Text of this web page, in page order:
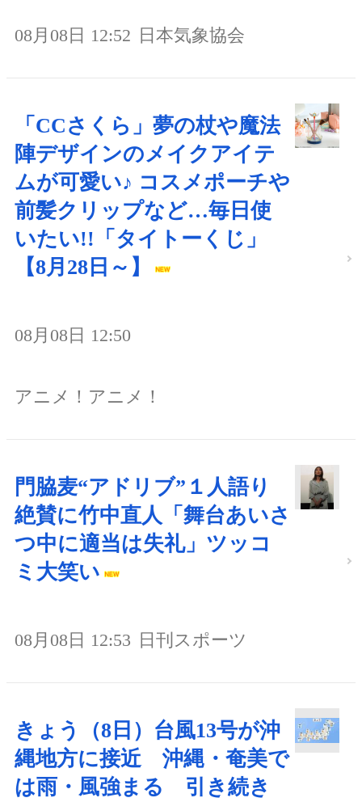
08月08日 12:52 日本気象協会
「CCさくら」夢の杖や魔法
陣デザインのメイクアイテ
ムが可愛い♪ コスメポーチや
前髪クリップなど…毎日使
いたい!!「タイトーくじ」
【8月28日～】
08月08日 12:50
アニメ！アニメ！
門脇麦“アドリブ”１人語り
絶賛に竹中直人「舞台あいさ
つ中に適当は失礼」ツッコ
ミ大笑い
08月08日 12:53 日刊スポーツ
きょう（8日）台風13号が沖
縄地方に接近 沖縄・奄美で
は雨・風強まる 引き続き